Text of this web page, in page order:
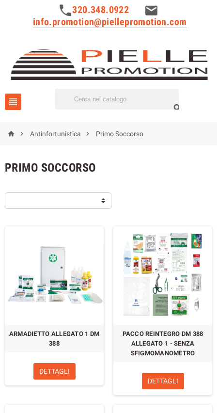
320.348.0922
info.promotion@piellepromotion.com


  Antinfortunistica  Primo Soccorso
PRIMO SOCCORSO
ARMADIETTO ALLEGATO 1 DM
388
DETTAGLI
PACCO REINTEGRO DM 388
ALLEGATO 1 - SENZA
SFIGMOMANOMETRO
DETTAGLI